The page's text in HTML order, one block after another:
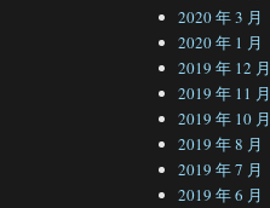
2020 年 3 月
2020 年 1 月
2019 年 12 月
2019 年 11 月
2019 年 10 月
2019 年 8 月
2019 年 7 月
2019 年 6 月